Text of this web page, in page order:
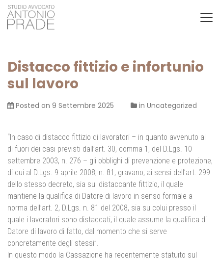
Distacco fittizio e infortunio
sul lavoro
Posted on 9 Settembre 2025 in Uncategorized
“In caso di distacco fittizio di lavoratori – in quanto avvenuto al
di fuori dei casi previsti dall’art. 30, comma 1, del D.Lgs. 10
settembre 2003, n. 276 – gli obblighi di prevenzione e protezione,
di cui al D.Lgs. 9 aprile 2008, n. 81, gravano, ai sensi dell’art. 299
dello stesso decreto, sia sul distaccante fittizio, il quale
mantiene la qualifica di Datore di lavoro in senso formale a
norma dell’art. 2, D.Lgs. n. 81 del 2008, sia su colui presso il
quale i lavoratori sono distaccati, il quale assume la qualifica di
Datore di lavoro di fatto, dal momento che si serve
concretamente degli stessi”.
In questo modo la Cassazione ha recentemente statuito sul